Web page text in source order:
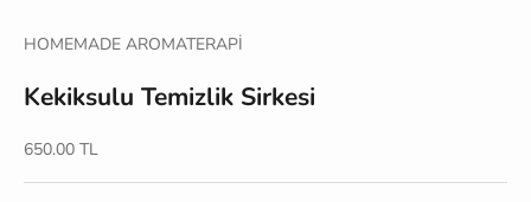
HOMEMADE AROMATERAPİ
Kekiksulu Temizlik Sirkesi
İndirimli fiyat
650.00 TL